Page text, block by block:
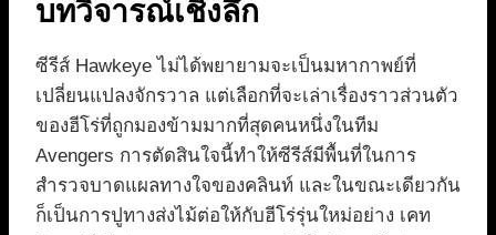
บทวิจารณ์เชิงลึก
ซีรีส์ Hawkeye ไม่ได้พยายามจะเป็นมหากาพย์ที่
เปลี่ยนแปลงจักรวาล แต่เลือกที่จะเล่าเรื่องราวส่วนตัว
ของฮีโร่ที่ถูกมองข้ามมากที่สุดคนหนึ่งในทีม
Avengers การตัดสินใจนี้ทำให้ซีรีส์มีพื้นที่ในการ
สำรวจบาดแผลทางใจของคลินท์ และในขณะเดียวกัน
ก็เป็นการปูทางส่งไม้ต่อให้กับฮีโร่รุ่นใหม่อย่าง เคท